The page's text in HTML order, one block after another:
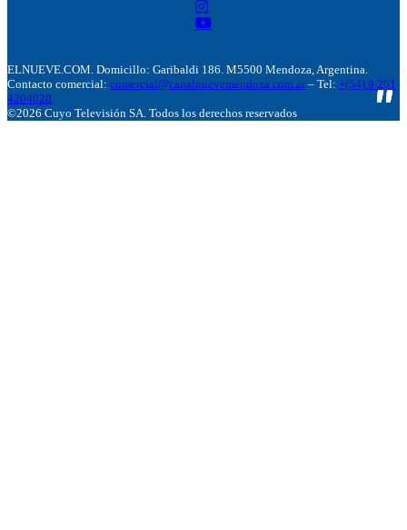
ELNUEVE.COM. Domicillo: Garibaldi 186. M5500 Mendoza, Argentina.
Contacto comercial: comercial@canalnuevemendoza.com.ar – Tel: +(54) 9 261
4204020
©2026 Cuyo Televisión SA. Todos los derechos reservados